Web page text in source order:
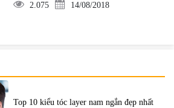
2.075
14/08/2018
Top 10 kiểu tóc layer nam ngắn đẹp nhất